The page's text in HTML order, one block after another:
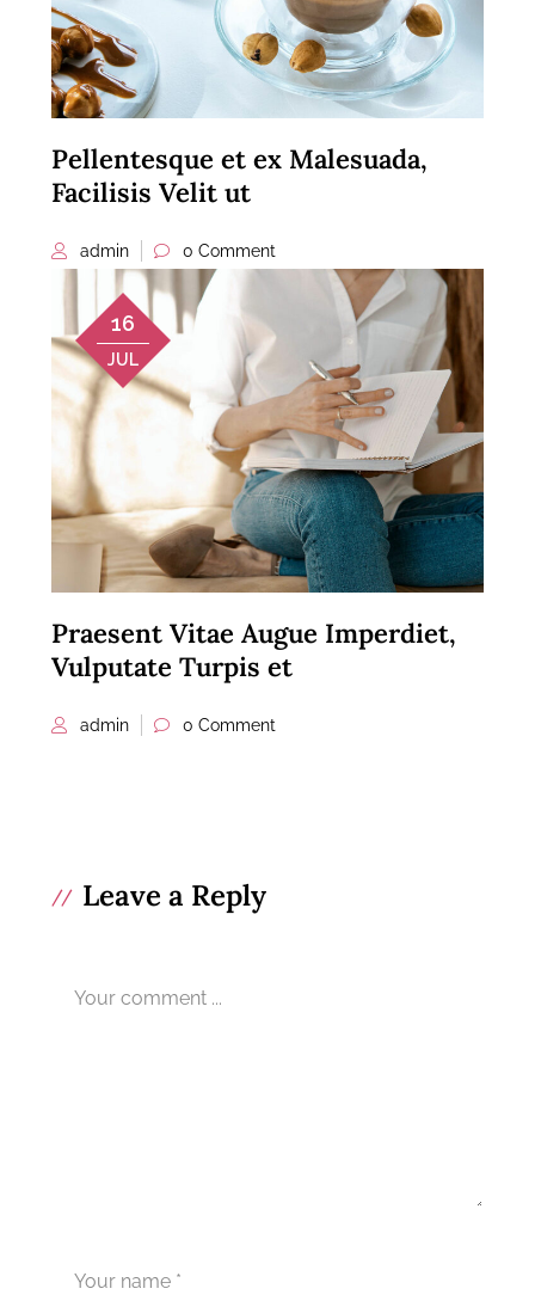
Pellentesque et ex Malesuada,
Facilisis Velit ut
admin 0 Comment
16
JUL
Praesent Vitae Augue Imperdiet,
Vulputate Turpis et
admin 0 Comment
Leave a Reply